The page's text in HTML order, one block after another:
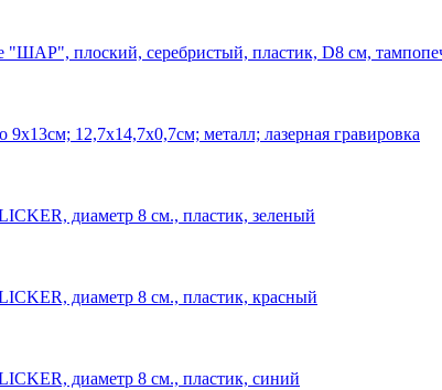
"ШАР", плоский, серебристый, пластик, D8 см,
9х13см; 12,7х14,7х0,7см; металл; лазерная гравировка
диаметр 8 см., пластик, зеленый
диаметр 8 см., пластик, красный
диаметр 8 см., пластик, синий